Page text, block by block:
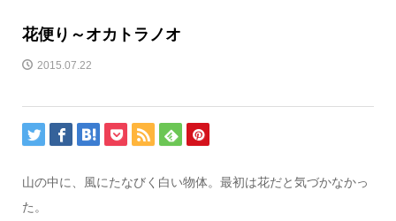
花便り～オカトラノオ
2015.07.22
山の中に、風にたなびく白い物体。最初は花だと気づかなかっ
た。